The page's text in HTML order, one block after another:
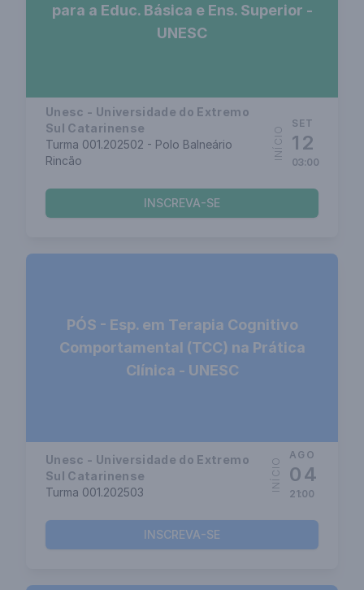
para a Educ. Básica e Ens. Superior -
UNESC
Unesc - Universidade do Extremo
Sul Catarinense
Turma 001.202502 - Polo Balneário
Rincão
INÍCIO
SET
12
03:00
INSCREVA-SE
PÓS - Esp. em Terapia Cognitivo
Comportamental (TCC) na Prática
Clínica - UNESC
Unesc - Universidade do Extremo
Sul Catarinense
Turma 001.202503
INÍCIO
AGO
04
21:00
INSCREVA-SE